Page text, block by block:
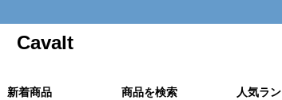
Cavalt
新着商品 商品を検索 人気ラ